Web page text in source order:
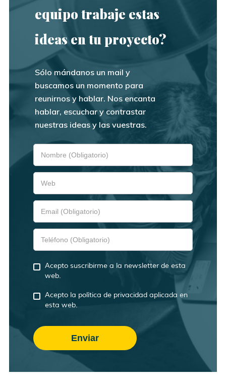
equipo trabaje estas
ideas en tu proyecto?
Sólo mándanos un mail y
buscamos un momento para
reunirnos y hablar. Nos encanta
hablar, escuchar y contrastar
nuestras ideas y las vuestras.
Acepto suscribirme a la newsletter de esta
web.
Acepto la política de privacidad aplicada en
esta web.